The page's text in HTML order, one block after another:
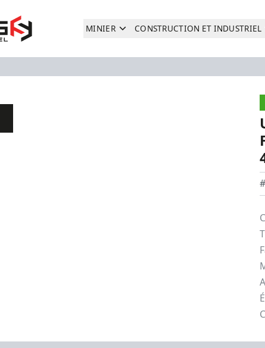
MINIER CONSTRUCTION ET INDUSTRIEL